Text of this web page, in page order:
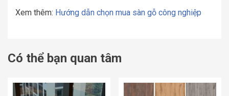
Xem thêm: Hướng dẫn chọn mua sàn gỗ công nghiệp
Có thể bạn quan tâm